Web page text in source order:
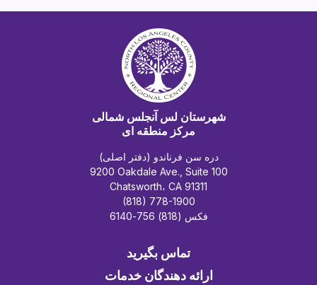
شهرستان لس آنجلس شمالی
مرکز منطقه ای
دره سن فرناندو (دفتر اصلی)
9200 Oakdale Ave., Suite 100
Chatsworth، CA 91311
(818) 778-1900
فکس (818) 756-6140
تماس بگیرید
ارائه دهندگان خدمات